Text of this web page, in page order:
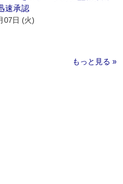
速承認
07日 (火)
もっと見る »